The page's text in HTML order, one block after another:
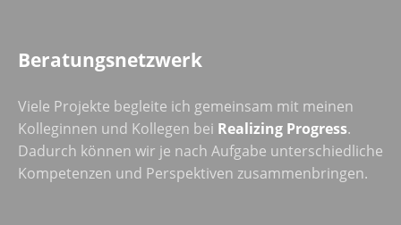
Beratungsnetzwerk
Viele Projekte begleite ich gemeinsam mit meinen
Kolleginnen und Kollegen bei Realizing Progress.
Dadurch können wir je nach Aufgabe unterschiedliche
Kompetenzen und Perspektiven zusammenbringen.